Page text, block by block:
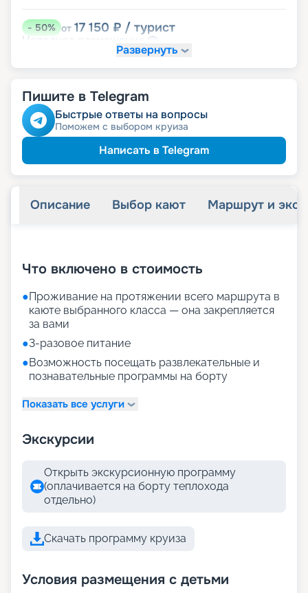
-50% от 17 150 ₽ / турист
Неполное
Скидки за размещение на дополнительных
места
-15% от 29 155 ₽/ турист
Скидка пенсионерам
Развернуть
Пишите в Telegram
Быстрые ответы на вопросы
Поможем с выбором круиза
Написать в Telegram
Описание Выбор кают Маршрут и
Что включено в стоимость
●Проживание на протяжении всего маршрута в
каюте выбранного класса — она закрепляется
за вами
●3-разовое питание
●Возможность посещать развлекательные и
познавательные программы на борту
Показать все услуги
Экскурсии
Открыть экскурсионную программу
(оплачивается на борту теплохода
отдельно)
Скачать программу круиза
Условия размещения с детьми